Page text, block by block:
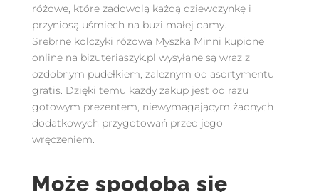
różowe, które zadowolą każdą dziewczynkę i
przyniosą uśmiech na buzi małej damy.
Srebrne kolczyki różowa Myszka Minni kupione
online na bizuteriaszyk.pl wysyłane są wraz z
ozdobnym pudełkiem, zależnym od asortymentu
gratis. Dzięki temu każdy zakup jest od razu
gotowym prezentem, niewymagającym żadnych
dodatkowych przygotowań przed jego
wręczeniem.
Może spodoba się